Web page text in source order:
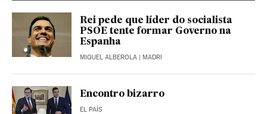
Rei pede que líder do socialista
PSOE tente formar Governo na
Espanha
MIQUEL ALBEROLA | MADRI
Encontro bizarro
EL PAÍS